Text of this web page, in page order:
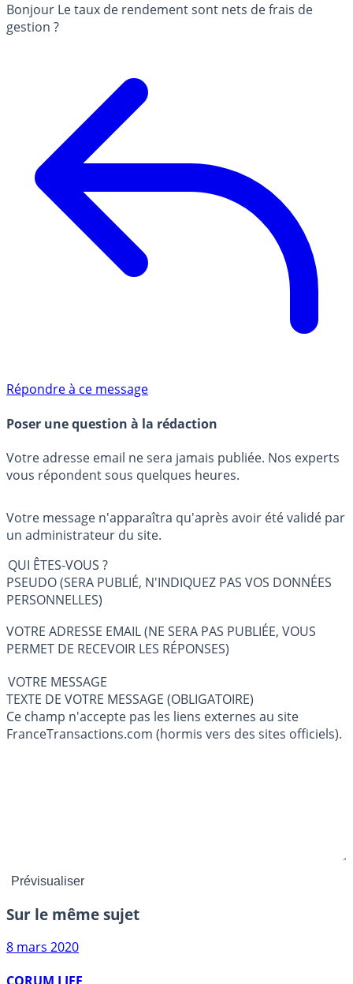
Bonjour Le taux de rendement sont nets de frais de
gestion ?
Répondre à ce message
Poser une question à la rédaction
Votre adresse email ne sera jamais publiée. Nos experts
vous répondent sous quelques heures.
Votre message n'apparaîtra qu'après avoir été validé par
un administrateur du site.
QUI ÊTES-VOUS ?
PSEUDO (SERA PUBLIÉ, N'INDIQUEZ PAS VOS DONNÉES
PERSONNELLES)
VOTRE ADRESSE EMAIL (NE SERA PAS PUBLIÉE, VOUS
PERMET DE RECEVOIR LES RÉPONSES)
VOTRE MESSAGE
TEXTE DE VOTRE MESSAGE (OBLIGATOIRE)
Ce champ n'accepte pas les liens externes au site
FranceTransactions.com (hormis vers des sites officiels).
Sur le même sujet
8 mars 2020